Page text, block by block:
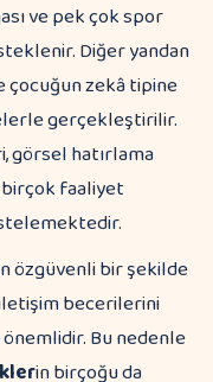
ve pek çok spor
Diğer yandan
zekâ tipine
gerçekleştirilir.
görsel hatırlama
faaliyet
özgüvenli bir şekilde
becerilerini
Bu nedenle
in birçoğu da